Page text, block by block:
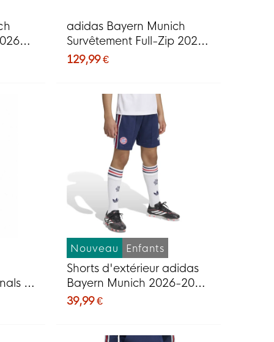
adidas Bayern Munich
Survêtement Full-Zip 2026-
2027 Bleu Foncé Rouge
129,99 €
à
Nouveau Enfants
Shorts d'extérieur adidas
Bayern Munich 2026-2027
pour Enfants
39,99 €